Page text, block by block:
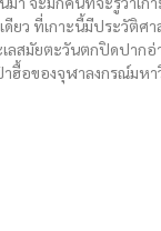
ยว ที่เกาะนี้มีประวัติศ
ลสมัยตะวันตกปิดปาก
ฮื้อของจุฬาลงกรณ์มห